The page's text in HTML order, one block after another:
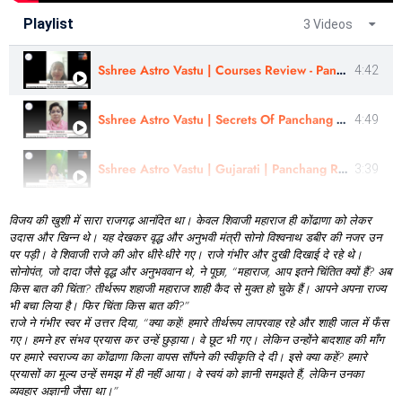
Playlist 3 Videos
Sshree Astro Vastu | Courses Review - Panchang, Numerology, AM | By - Astro Kirti Surve | In Marathi 4:42
Sshree Astro Vastu | Secrets Of Panchang Remedies & Muhurtas | Review By- Astro-Suvarna Ji | Marathi 4:49
Sshree Astro Vastu | Gujarati | Panchang Rahasyam Course Review | Astro - Hina Panchal 3:39
विजयकीखुशीमेंसाराराजगढ़आनंदितथा। केवलशिवाजीमहाराजहीकोंढाणाकोलेकर
उदासऔरखिन्नथे। यहदेखकरवृद्धऔरअनुभवीमंत्रीसोनोविश्वनाथडबीरकीनजरउन
परपड़ी। वेशिवाजीराजेकीओरधीरे-धीरेगए। राजेगंभीरऔरदुखीदिखाईदेरहेथे।
सोनोपंत, जोदादाजैसेवृद्धऔरअनुभववानथे, नेपूछा, “महाराज, आपइतनेचिंतितक्योंहैं? अब
किसबातकीचिंता? तीर्थरूपशहाजीमहाराजशाहीकैदसेमुक्तहोचुकेहैं। आपनेअपनाराज्य
भीबचालियाहै। फिरचिंताकिसबातकी?”
राजेनेगंभीरस्वरमेंउत्तरदिया, “क्याकहें! हमारेतीर्थरूपलापरवाहरहेऔरशाहीजालमेंफँस
गए। हमनेहरसंभवप्रयासकरउन्हेंछुड़ाया। वेछूटभीगए। लेकिनउन्होंनेबादशाहकीमाँग
परहमारेस्वराज्यकाकोंढाणाकिलावापससौंपनेकीस्वीकृतिदेदी। इसेक्याकहें? हमारे
प्रयासोंकामूल्यउन्हेंसमझमेंहीनहींआया। वेस्वयंकोज्ञानीसमझतेहैं, लेकिनउनका
व्यवहारअज्ञानीजैसाथा।”